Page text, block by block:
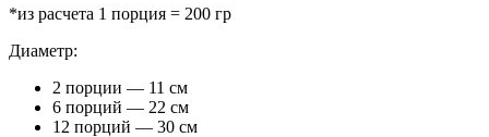
*из расчета 1 порция = 200 гр
Диаметр:
2 порции — 11 см
6 порций — 22 см
12 порций — 30 см